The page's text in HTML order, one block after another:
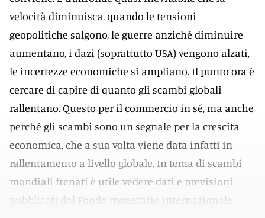
velocità diminuisca, quando le tensioni
geopolitiche salgono, le guerre anziché diminuire
aumentano, i dazi (soprattutto USA) vengono alzati,
le incertezze economiche si ampliano. Il punto ora è
cercare di capire di quanto gli scambi globali
rallentano. Questo per il commercio in sé, ma anche
perché gli scambi sono un segnale per la crescita
economica, che a sua volta viene data infatti in
rallentamento a livello globale. In tema di scambi
mondiali frenati è utile vedere dati e previsioni
pubblicati dal Fondo monetario internazionale